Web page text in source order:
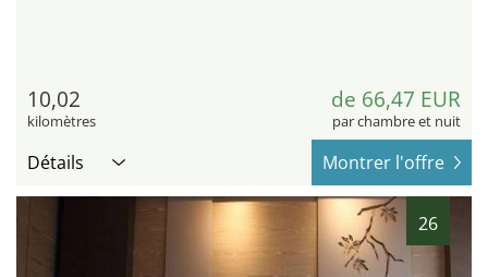
10,02
kilomètres
de 66,47 EUR
par chambre et nuit
Détails Montrer l'offre
26